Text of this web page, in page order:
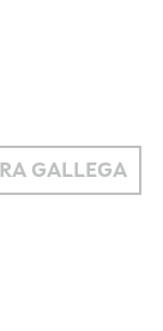
GALLEGA